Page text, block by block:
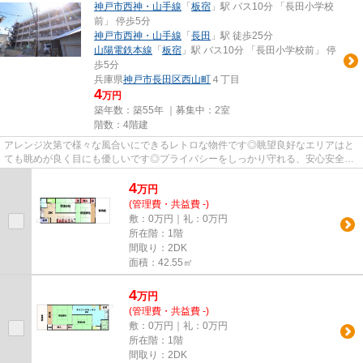
神戸市西神・山手線 「 板宿 」駅 バス10分 「長田小学校
前」 停歩5分
神戸市西神・山手線 「 長田 」駅 徒歩25分
山陽電鉄本線 「 板宿 」駅 バス10分 「長田小学校前」 停
歩5分
兵庫県神戸市長田区西山町 ４丁目
4万円
築年数：築55年 ｜募集中： 2室
階数：4階建
アレンジ次第で様々な風合いにできるレトロな物件です◎眺望良好なエリアはと
ても眺めが良く目にも優しいです◎プライバシーをしっかり守れる、安心安全な
4万円
(管理費・共益費 -)
敷：0万円｜礼：0万円
所在階：1階
間取り：2DK
面積：42.55㎡
4万円
(管理費・共益費 -)
敷：0万円｜礼：0万円
所在階：1階
間取り：2DK